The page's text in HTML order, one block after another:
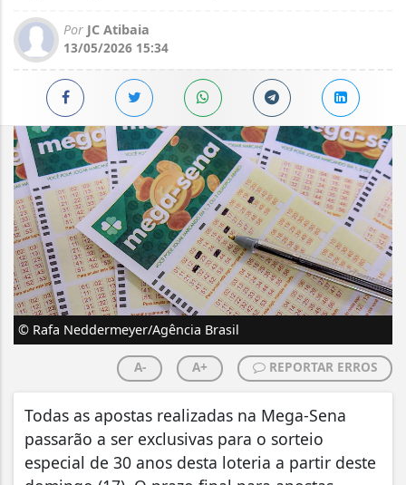
Por JC Atibaia
13/05/2026 15:34
© Rafa Neddermeyer/Agência Brasil
A- A+ REPORTAR ERROS
Todas as apostas realizadas na Mega-Sena
passarão a ser exclusivas para o sorteio
especial de 30 anos desta loteria a partir deste